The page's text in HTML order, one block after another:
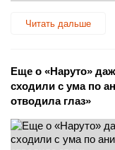
Читать дальше
Еще о «Наруто»
сходили с ума по
отводила глаз»